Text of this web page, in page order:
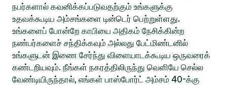
நபர்களால் கவனிக்கப்படுவதற்கும் உங்களுக்கு
உதவக்கூடிய அம்சங்களை டின்டெர் பெற்றுள்ளது.
உங்களைப் போன்றே காபியை அதிகம் நேசிக்கின்ற
நண்பர்களைச் சந்திக்கவும் அல்லது பேட்மிண்டனில்
உங்களுடன் இணை சேர்ந்து விளையாடக்கூடிய ஒருவரைக்
கண்டறியவும். நீங்கள் நகரத்திலிருந்து வெளியே செல்ல
வேண்டியிருந்தால், எங்கள் பாஸ்போர்ட் அம்சம் 40-க்கு